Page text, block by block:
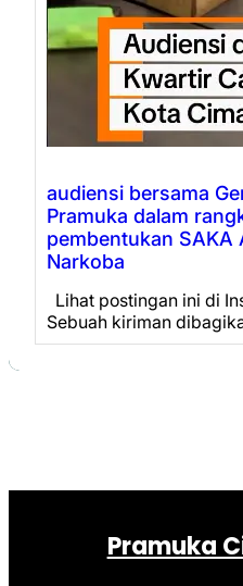
audiensi bersama
Pramuka dalam
pembentukan SAKA
Narkoba
Lihat postingan ini di
Sebuah kiriman
Pramuka